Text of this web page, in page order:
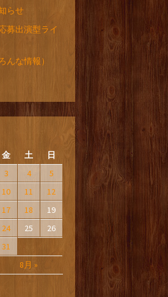
らせ
募出演型ライ
んな情報）
金 土 日
8月 »
3 4
5
10 11
12
17 18
19
24 25
26
31